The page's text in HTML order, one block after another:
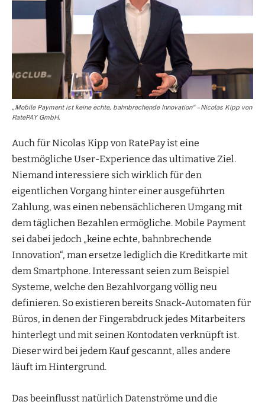
„Mobile Payment ist keine echte, bahnbrechende Innovation“ – Nicolas Kipp von
RatePAY GmbH.
Auch für Nicolas Kipp von RatePay ist eine
bestmögliche User-Experience das ultimative Ziel.
Niemand interessiere sich wirklich für den
eigentlichen Vorgang hinter einer ausgeführten
Zahlung, was einen nebensächlicheren Umgang mit
dem täglichen Bezahlen ermögliche. Mobile Payment
sei dabei jedoch „keine echte, bahnbrechende
Innovation“, man ersetze lediglich die Kreditkarte mit
dem Smartphone. Interessant seien zum Beispiel
Systeme, welche den Bezahlvorgang völlig neu
definieren. So existieren bereits Snack-Automaten für
Büros, in denen der Fingerabdruck jedes Mitarbeiters
hinterlegt und mit seinen Kontodaten verknüpft ist.
Dieser wird bei jedem Kauf gescannt, alles andere
läuft im Hintergrund.
Das beeinflusst natürlich Datenströme und die